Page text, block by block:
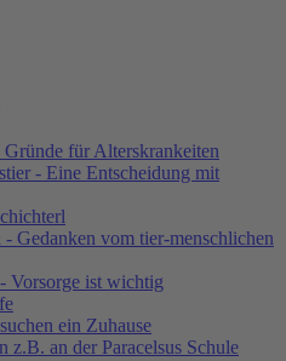
für Alterskrankeiten
- Eine Entscheidung mit
Gedanken vom tier-menschlichen
Vorsorge ist wichtig
ein Zuhause
an der Paracelsus Schule